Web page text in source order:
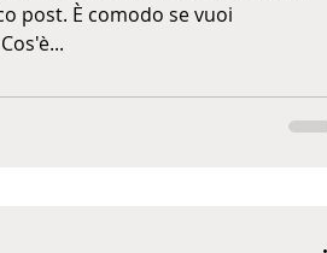
post. È comodo se vuoi